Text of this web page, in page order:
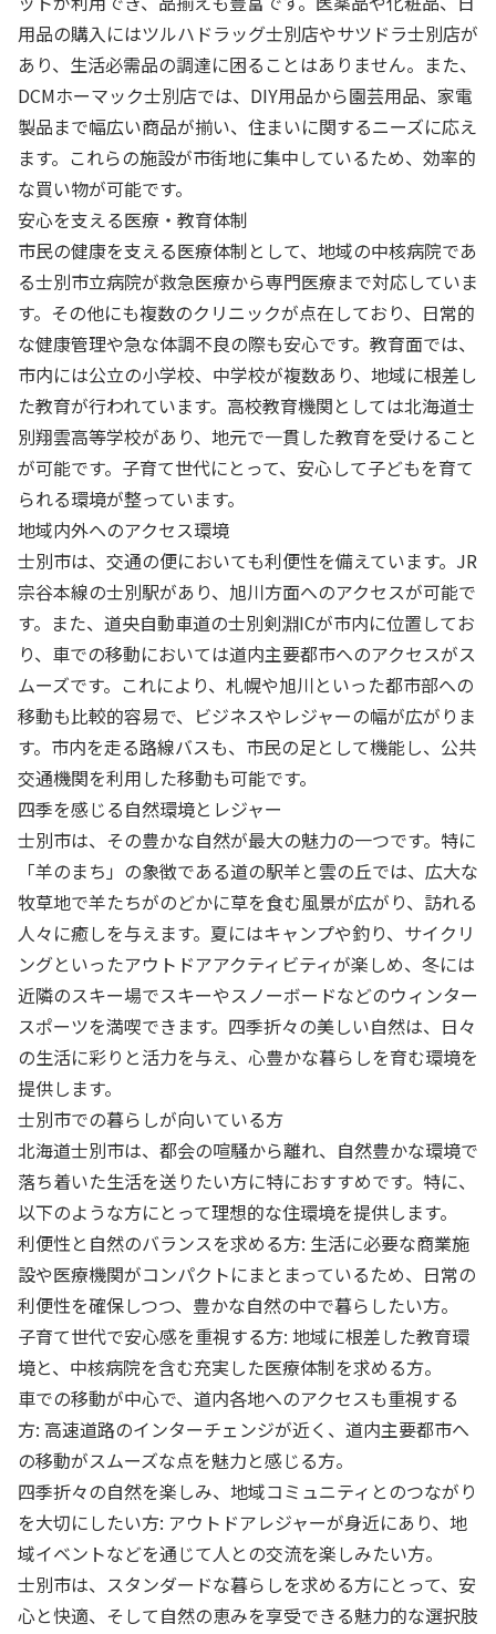
用品の購入にはツルハドラッグ士別店やサツドラ士別店が
あり、生活必需品の調達に困ることはありません。また、
DCMホーマック士別店では、DIY用品から園芸用品、家電
製品まで幅広い商品が揃い、住まいに関するニーズに応え
ます。これらの施設が市街地に集中しているため、効率的
な買い物が可能です。
安心を支える医療・教育体制
市民の健康を支える医療体制として、地域の中核病院であ
る士別市立病院が救急医療から専門医療まで対応していま
す。その他にも複数のクリニックが点在しており、日常的
な健康管理や急な体調不良の際も安心です。教育面では、
市内には公立の小学校、中学校が複数あり、地域に根差し
た教育が行われています。高校教育機関としては北海道士
別翔雲高等学校があり、地元で一貫した教育を受けること
が可能です。子育て世代にとって、安心して子どもを育て
られる環境が整っています。
地域内外へのアクセス環境
士別市は、交通の便においても利便性を備えています。JR
宗谷本線の士別駅があり、旭川方面へのアクセスが可能で
す。また、道央自動車道の士別剣淵ICが市内に位置してお
り、車での移動においては道内主要都市へのアクセスがス
ムーズです。これにより、札幌や旭川といった都市部への
移動も比較的容易で、ビジネスやレジャーの幅が広がりま
す。市内を走る路線バスも、市民の足として機能し、公共
交通機関を利用した移動も可能です。
四季を感じる自然環境とレジャー
士別市は、その豊かな自然が最大の魅力の一つです。特に
「羊のまち」の象徴である道の駅羊と雲の丘では、広大な
牧草地で羊たちがのどかに草を食む風景が広がり、訪れる
人々に癒しを与えます。夏にはキャンプや釣り、サイクリ
ングといったアウトドアアクティビティが楽しめ、冬には
近隣のスキー場でスキーやスノーボードなどのウィンター
スポーツを満喫できます。四季折々の美しい自然は、日々
の生活に彩りと活力を与え、心豊かな暮らしを育む環境を
提供します。
士別市での暮らしが向いている方
北海道士別市は、都会の喧騒から離れ、自然豊かな環境で
落ち着いた生活を送りたい方に特におすすめです。特に、
以下のような方にとって理想的な住環境を提供します。
利便性と自然のバランスを求める方: 生活に必要な商業施
設や医療機関がコンパクトにまとまっているため、日常の
利便性を確保しつつ、豊かな自然の中で暮らしたい方。
子育て世代で安心感を重視する方: 地域に根差した教育環
境と、中核病院を含む充実した医療体制を求める方。
車での移動が中心で、道内各地へのアクセスも重視する
方: 高速道路のインターチェンジが近く、道内主要都市へ
の移動がスムーズな点を魅力と感じる方。
四季折々の自然を楽しみ、地域コミュニティとのつながり
を大切にしたい方: アウトドアレジャーが身近にあり、地
域イベントなどを通じて人との交流を楽しみたい方。
士別市は、スタンダードな暮らしを求める方にとって、安
心と快適、そして自然の恵みを享受できる魅力的な選択肢